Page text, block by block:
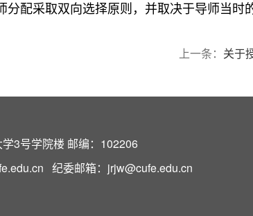
分配采取双向选择原则，并取决于导师当时
上一条： 关于
3号学院楼 邮编：102206
纪委邮箱：jrjw@cufe.edu.cn